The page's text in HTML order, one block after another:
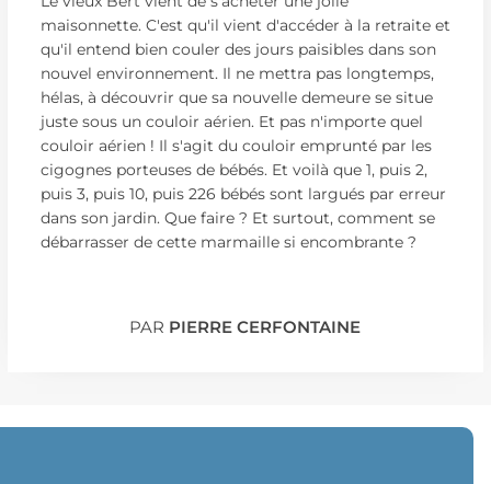
maisonnette. C'est qu'il vient d'accéder à la retraite et
qu'il entend bien couler des jours paisibles dans son
nouvel environnement. Il ne mettra pas longtemps,
hélas, à découvrir que sa nouvelle demeure se situe
juste sous un couloir aérien. Et pas n'importe quel
couloir aérien ! Il s'agit du couloir emprunté par les
cigognes porteuses de bébés. Et voilà que 1, puis 2,
puis 3, puis 10, puis 226 bébés sont largués par erreur
dans son jardin. Que faire ? Et surtout, comment se
débarrasser de cette marmaille si encombrante ?
PAR PIERRE CERFONTAINE